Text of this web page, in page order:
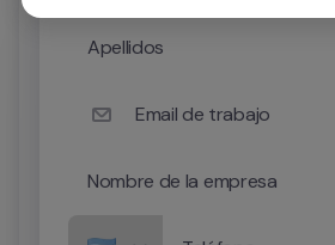
Apellidos
Email de trabajo
Nombre de la empresa